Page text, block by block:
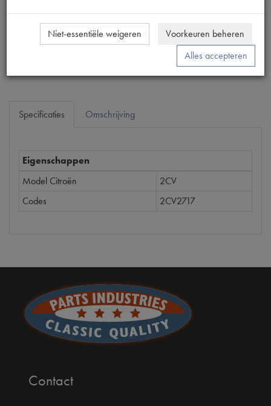
Prijs
€38,72 ( 32, excl. btw
)
Specificaties Omschrijving
Eigenschappen
Model Citroën
2CV
Codes
2CV2717
Contact
Niet-essentiële weigeren
Voorkeuren beheren
Alles accepteren